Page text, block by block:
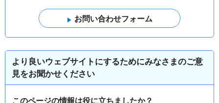
より良いウェブサイトにするためにみなさまのご意
見をお聞かせください
このページの情報は役に立ちましたか？